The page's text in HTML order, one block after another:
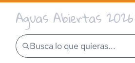
Aguas Abiertas 2026
Busca lo que quieras...